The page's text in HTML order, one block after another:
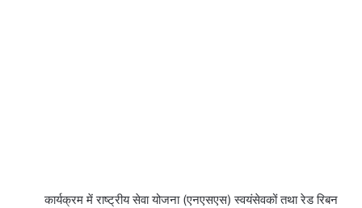
कार्यक्रम में राष्ट्रीय सेवा योजना (एनएसएस) स्वयंसेवकों तथा रेड रिबन